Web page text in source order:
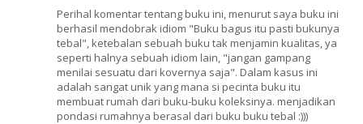
Perihal komentar tentang buku ini, menurut saya buku ini
berhasil mendobrak idiom "Buku bagus itu pasti bukunya
tebal", ketebalan sebuah buku tak menjamin kualitas, ya
seperti halnya sebuah idiom lain, "jangan gampang
menilai sesuatu dari kovernya saja". Dalam kasus ini
adalah sangat unik yang mana si pecinta buku itu
membuat rumah dari buku-buku koleksinya. menjadikan
pondasi rumahnya berasal dari buku buku tebal :)))